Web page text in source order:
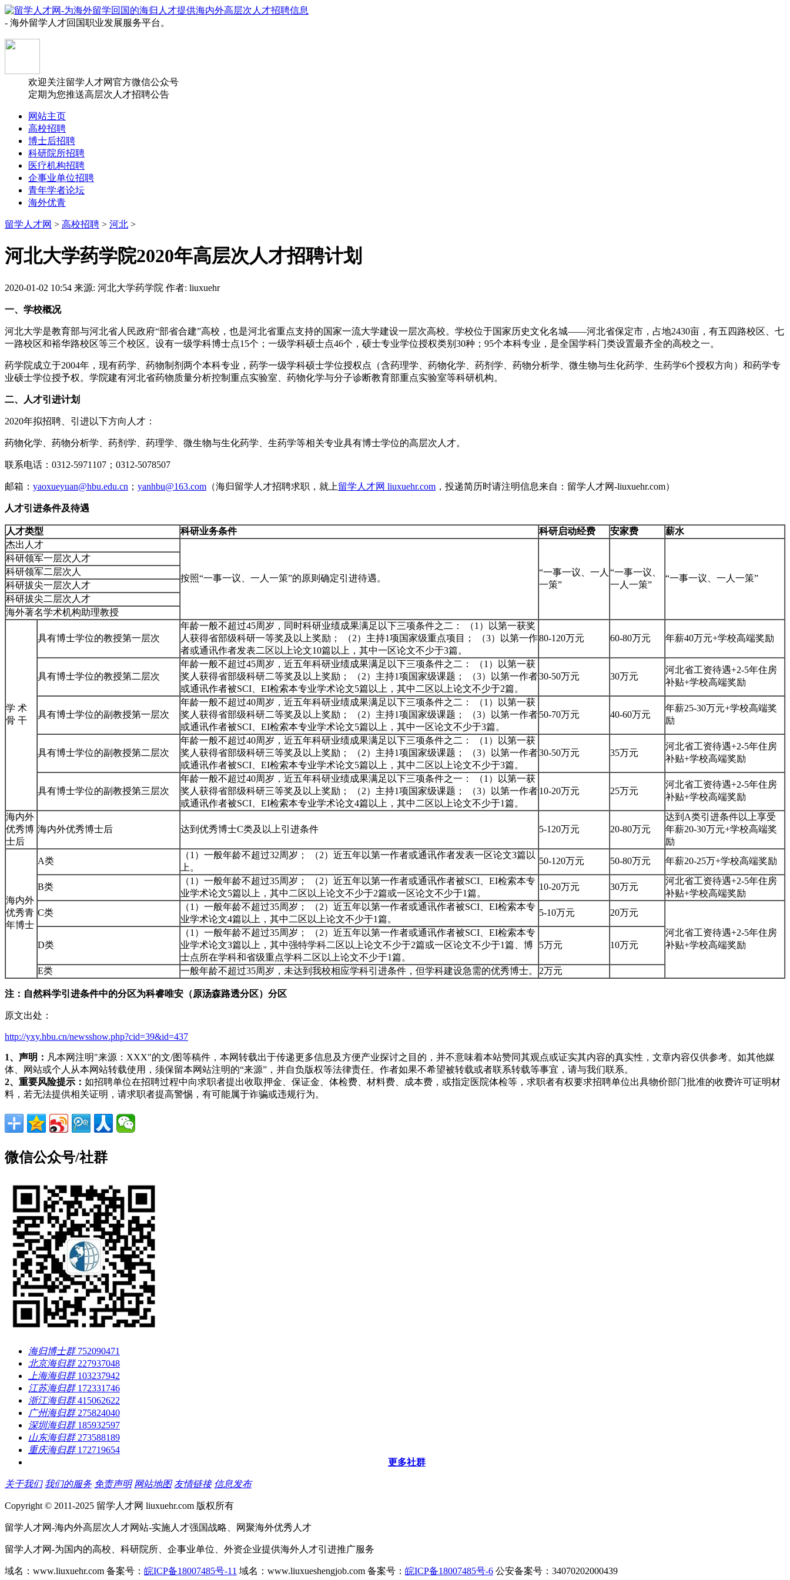
- 海外留学人才回国职业发展服务平台。
欢迎关注留学人才网官方微信公众号
定期为您推送高层次人才招聘公告
网站主页
高校招聘
博士后招聘
科研院所招聘
医疗机构招聘
企事业单位招聘
青年学者论坛
海外优青
留学人才网 > 高校招聘 > 河北 >
河北大学药学院2020年高层次人才招聘计划
2020-01-02 10:54 来源: 河北大学药学院 作者: liuxuehr
一、学校概况
河北大学是教育部与河北省人民政府“部省合建”高校，也是河北省重点支持的国家一流大学建设一层次高校。学校位于国家历史文化名城——河北省保定市，占地2430亩，有五四路校区、七
一路校区和裕华路校区等三个校区。设有一级学科博士点15个；一级学科硕士点46个，硕士专业学位授权类别30种；95个本科专业，是全国学科门类设置最齐全的高校之一。
药学院成立于2004年，现有药学、药物制剂两个本科专业，药学一级学科硕士学位授权点（含药理学、药物化学、药剂学、药物分析学、微生物与生化药学、生药学6个授权方向）和药学专
业硕士学位授予权。学院建有河北省药物质量分析控制重点实验室、药物化学与分子诊断教育部重点实验室等科研机构。
二、人才引进计划
2020年拟招聘、引进以下方向人才：
药物化学、药物分析学、药剂学、药理学、微生物与生化药学、生药学等相关专业具有博士学位的高层次人才。
联系电话：0312-5971107；0312-5078507
邮箱： yaoxueyuan@hbu.edu.cn ； yanhbu@163.com （海归留学人才招聘求职，就上留学人才网 liuxuehr.com ，投递简历时请注明信息来自：留学人才网-liuxuehr.com）
人才引进条件及待遇
人才类型 科研业务条件 科研启动经费 安家费
薪水
杰出人才
按照“一事一议、一人一策”的原则确定引进待遇。
“一事一议、一人
一策”
“一事一议、
一人一策”
“一事一议、一人一策”
科研领军一层次人才
科研领军二层次人
科研拔尖一层次人才
科研拔尖二层次人才
海外著名学术机构助理教授
学 术
骨 干
具有博士学位的教授第一层次
年龄一般不超过45周岁，同时科研业绩成果满足以下三项条件之二： （1）以第一获奖
人获得省部级科研一等奖及以上奖励； （2）主持1项国家级重点项目； （3）以第一作
者或通讯作者发表二区以上论文10篇以上，其中一区论文不少于3篇。
80-120万元 60-80万元 年薪40万元+学校高端奖励
具有博士学位的教授第二层次
年龄一般不超过45周岁，近五年科研业绩成果满足以下三项条件之二： （1）以第一获
奖人获得省部级科研二等奖及以上奖励； （2）主持1项国家级课题； （3）以第一作者
或通讯作者被SCI、EI检索本专业学术论文5篇以上，其中二区以上论文不少于2篇。
30-50万元 30万元
河北省工资待遇+2-5年住房
补贴+学校高端奖励
具有博士学位的副教授第一层次
年龄一般不超过40周岁，近五年科研业绩成果满足以下三项条件之二： （1）以第一获
奖人获得省部级科研二等奖及以上奖励； （2）主持1项国家级课题； （3）以第一作者
或通讯作者被SCI、EI检索本专业学术论文5篇以上，其中一区论文不少于3篇。
50-70万元 40-60万元
年薪25-30万元+学校高端奖
励
具有博士学位的副教授第二层次
年龄一般不超过40周岁，近五年科研业绩成果满足以下三项条件之二： （1）以第一获
奖人获得省部级科研三等奖及以上奖励； （2）主持1项国家级课题； （3）以第一作者
或通讯作者被SCI、EI检索本专业学术论文5篇以上，其中二区以上论文不少于3篇。
30-50万元 35万元
河北省工资待遇+2-5年住房
补贴+学校高端奖励
具有博士学位的副教授第三层次
年龄一般不超过40周岁，近五年科研业绩成果满足以下三项条件之一： （1）以第一获
奖人获得省部级科研三等奖及以上奖励； （2）主持1项国家级课题； （3）以第一作者
或通讯作者被SCI、EI检索本专业学术论文4篇以上，其中二区以上论文不少于1篇。
10-20万元 25万元
河北省工资待遇+2-5年住房
补贴+学校高端奖励
海内外
优秀博
士后
海内外优秀博士后 达到优秀博士C类及以上引进条件 5-120万元 20-80万元
达到A类引进条件以上享受
年薪20-30万元+学校高端奖
励
海内外
优秀青
年博士
A类
（1）一般年龄不超过32周岁； （2）近五年以第一作者或通讯作者发表一区论文3篇以
上。
50-120万元 50-80万元 年薪20-25万+学校高端奖励
B类
（1）一般年龄不超过35周岁； （2）近五年以第一作者或通讯作者被SCI、EI检索本专
业学术论文5篇以上，其中二区以上论文不少于2篇或一区论文不少于1篇。
10-20万元 30万元
河北省工资待遇+2-5年住房
补贴+学校高端奖励
C类
（1）一般年龄不超过35周岁； （2）近五年以第一作者或通讯作者被SCI、EI检索本专
业学术论文4篇以上，其中二区以上论文不少于1篇。
5-10万元
20万元
河北省工资待遇+2-5年住房
补贴+学校高端奖励
D类
（1）一般年龄不超过35周岁； （2）近五年以第一作者或通讯作者被SCI、EI检索本专
业学术论文3篇以上，其中强特学科二区以上论文不少于2篇或一区论文不少于1篇、博
士点所在学科和省级重点学科二区以上论文不少于1篇。
5万元 10万元
E类 一般年龄不超过35周岁，未达到我校相应学科引进条件，但学科建设急需的优秀博士。 2万元
注：自然科学引进条件中的分区为科睿唯安（原汤森路透分区）分区
原文出处：
http://yxy.hbu.cn/newsshow.php?cid=39&id=437
1、声明： 凡本网注明"来源：XXX"的文/图等稿件，本网转载出于传递更多信息及方便产业探讨之目的，并不意味着本站赞同其观点或证实其内容的真实性，文章内容仅供参考。如其他媒
体、网站或个人从本网站转载使用，须保留本网站注明的“来源”，并自负版权等法律责任。作者如果不希望被转载或者联系转载等事宜，请与我们联系。
2、重要风险提示： 如招聘单位在招聘过程中向求职者提出收取押金、保证金、体检费、材料费、成本费，或指定医院体检等，求职者有权要求招聘单位出具物价部门批准的收费许可证明材
料，若无法提供相关证明，请求职者提高警惕，有可能属于诈骗或违规行为。
微信公众号/社群
海归博士群 752090471
北京海归群 227937048
上海海归群 103237942
江苏海归群 172331746
浙江海归群 415062622
广州海归群 275824040
深圳海归群 185932597
山东海归群 273588189
重庆海归群 172719654
更多社群
关于我们 我们的服务 免责声明 网站地图 友情链接 信息发布
Copyright © 2011-2025 留学人才网 liuxuehr.com 版权所有
留学人才网-海内外高层次人才网站-实施人才强国战略、网聚海外优秀人才
留学人才网-为国内的高校、科研院所、企事业单位、外资企业提供海外人才引进推广服务
域名：www.liuxuehr.com 备案号： 皖ICP备18007485号-11 域名：www.liuxueshengjob.com 备案号： 皖ICP备18007485号-6 公安备案号：34070202000439